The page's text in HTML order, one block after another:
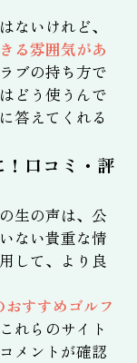
ないけれど、
る雰囲気があ
ブの持ち方で
どう使うんで
答えてくれる
口コミ・評
生の声は、公
ない貴重な情
して、より良
すすめゴルフ
れらのサイト
メントが確認